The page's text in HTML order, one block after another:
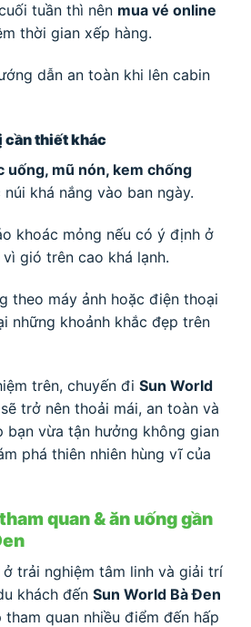
tuần thì nên mua vé online
thời gian xếp hàng.
dẫn an toàn khi lên cabin
cần thiết khác
uống, mũ nón, kem chống
khá nắng vào ban ngày.
khoác mỏng nếu có ý định ở
gió trên cao khá lạnh.
theo máy ảnh hoặc điện thoại
những khoảnh khắc đẹp trên
trên, chuyến đi Sun World
trở nên thoải mái, an toàn và
bạn vừa tận hưởng không gian
phá thiên nhiên hùng vĩ của
quan & ăn uống gần
trải nghiệm tâm linh và giải trí
khách đến Sun World Bà Đen
quan nhiều điểm đến hấp